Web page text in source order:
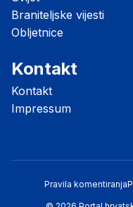
Braniteljske vijesti
Obljetnice
Kontakt
Kontakt
Impressum
Pravila komentiranja